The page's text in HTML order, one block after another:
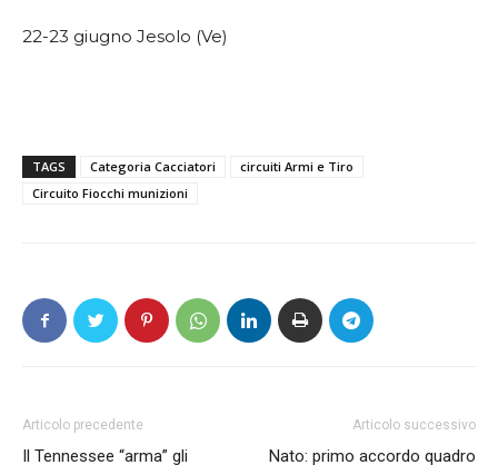
22-23 giugno Jesolo (Ve)
TAGS Categoria Cacciatori
circuiti Armi e Tiro
Circuito Fiocchi munizioni
Articolo precedente
Il Tennessee “arma” gli
Articolo successivo
Nato: primo accordo quadro